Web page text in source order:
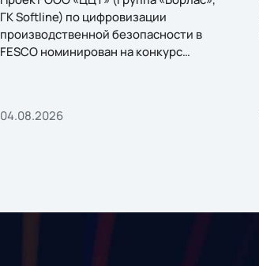
ГК Softline) по цифровизации
производственной безопасности в
FESCO номинирован на конкурс
04.08.2026